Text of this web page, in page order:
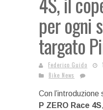
per ogni
targato
Federico Guido
Bike News
Con
P ZERO Race 4S,